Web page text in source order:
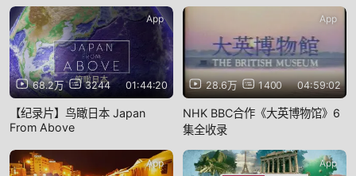
68.2万 3244 01:44:20
App
【纪录片】鸟瞰日本 Japan
From Above
28.6万 1400 04:59:02
App
NHK BBC合作《大英博物馆》6
集全收录
App App